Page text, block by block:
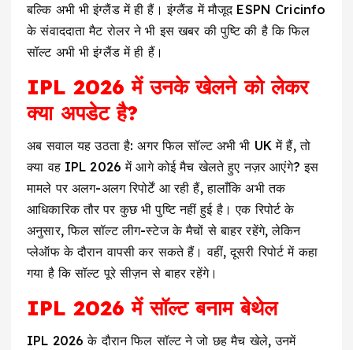
बल्कि अभी भी इंग्लैंड में ही हैं। इंग्लैंड में मौजूद ESPN Cricinfo
के संवाददाता मैट रोलर ने भी इस खबर की पुष्टि की है कि फिल
सॉल्ट अभी भी इंग्लैंड में ही हैं।
IPL 2026 में उनके खेलने को लेकर
क्या अपडेट है?
अब सवाल यह उठता है: अगर फिल सॉल्ट अभी भी UK में हैं, तो
क्या वह IPL 2026 में आगे कोई मैच खेलते हुए नज़र आएंगे? इस
मामले पर अलग-अलग रिपोर्टें आ रही हैं, हालाँकि अभी तक
आधिकारिक तौर पर कुछ भी पुष्टि नहीं हुई है। एक रिपोर्ट के
अनुसार, फिल सॉल्ट लीग-स्टेज के मैचों से बाहर रहेंगे, लेकिन
प्लेऑफ के दौरान वापसी कर सकते हैं। वहीं, दूसरी रिपोर्ट में कहा
गया है कि सॉल्ट पूरे सीज़न से बाहर रहेंगे।
IPL 2026 में सॉल्ट बनाम बेथेल
IPL 2026 के दौरान फिल सॉल्ट ने जो छह मैच खेले, उनमें